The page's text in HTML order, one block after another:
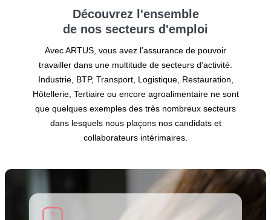
Découvrez l'ensemble
de nos secteurs d'emploi
Avec ARTUS, vous avez l’assurance de pouvoir
travailler dans une multitude de secteurs d’activité.
Industrie, BTP, Transport, Logistique, Restauration,
Hôtellerie, Tertiaire ou encore agroalimentaire ne sont
que quelques exemples des très nombreux secteurs
dans lesquels nous plaçons nos candidats et
collaborateurs intérimaires.